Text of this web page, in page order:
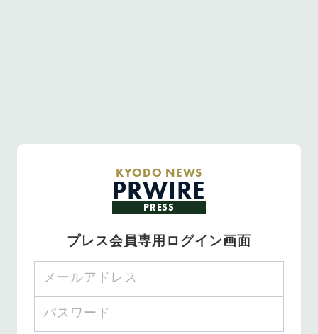
KYODO NEWS
PRWIRE
PRESS
プレス会員専用ログイン画面